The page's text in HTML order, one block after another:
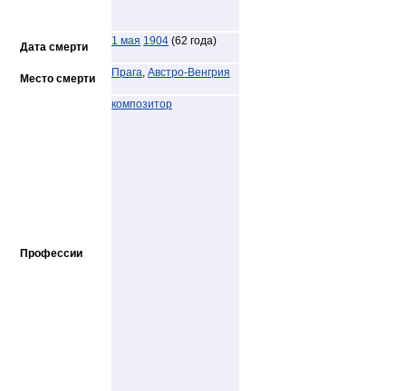
Дата смерти 1 мая 1904 (62 года)
Место смерти Прага, Австро-Венгрия
Профессии
композитор